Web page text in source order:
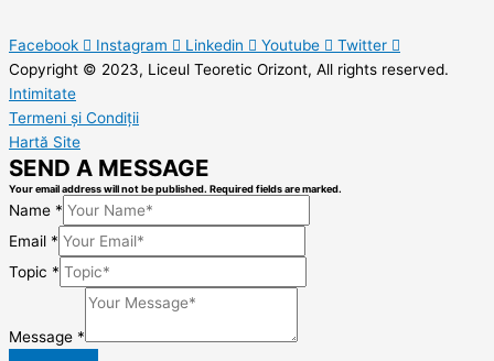
Facebook Instagram Linkedin Youtube
Twitter
Copyright © 2023, Liceul Teoretic Orizont, All rights reserved.
Intimitate
Termeni și Condiții
Hartă Site
SEND A MESSAGE
Your email address will not be published. Required fields are marked.
Name *
Email *
Topic *
Message *